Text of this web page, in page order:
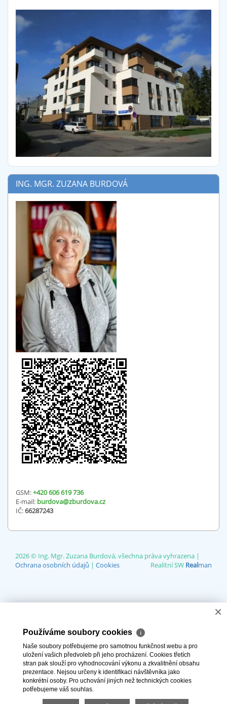
ING. MGR. ZUZANA BURDOVÁ
GSM:+420 606 619 736
E-mail: burdova@zburdova.cz
IČ:66287243
2026 © Ing. Mgr. Zuzana Burdová, všechna práva vyhrazena |
Ochrana osobních údajů | Cookies Realitní SW Realman
×
Používáme soubory cookies ℹ
Naše soubory potřebujeme pro samotnou funkčnost webu a pro
uložení vašich předvoleb při jeho procházení. Cookies třetích
stran pak slouží pro vyhodnocování výkonu a zkvalitnění obsahu
prezentace. Nejsou určeny k identifikaci návštěvníka jako
konkrétní osoby. Pro uchování jiných než technických cookies
potřebujeme váš souhlas.